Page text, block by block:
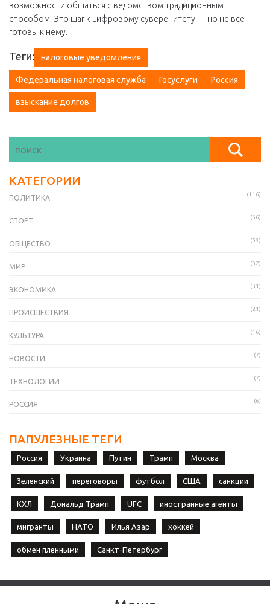
возможности общаться с ведомством традиционным
способом. Это шаг к цифровому суверенитету — но не все
готовы к нему.
Теги: налоговые уведомления
Федеральная налоговая служба Госуслуги Россия
взыскание долгов
КАТЕГОРИИ
ПОЛИТИКА (116)
СПОРТ (66)
ОБЩЕСТВО (58)
МИР (32)
ЭКОНОМИКА (31)
ПРОИСШЕСТВИЯ (21)
КУЛЬТУРА (16)
НОВОСТИ (7)
ТЕХНОЛОГИИ (7)
РОССИЯ (6)
ПАПУЛЕЗНЫЕ ТЕГИ
Россия Украина Путин Трамп Москва
Зеленский переговоры футбол США санкции
КХЛ Дональд Трамп UFC иностранные агенты
мигранты НАТО Илья Азар хоккей
обмен пленными Санкт-Петербург